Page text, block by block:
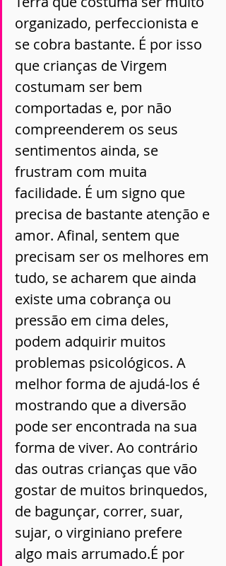
organizado, perfeccionista e
se cobra bastante. É por isso
que crianças de Virgem
costumam ser bem
comportadas e, por não
compreenderem os seus
sentimentos ainda, se
frustram com muita
facilidade. É um signo que
precisa de bastante atenção e
amor. Afinal, sentem que
precisam ser os melhores em
tudo, se acharem que ainda
existe uma cobrança ou
pressão em cima deles,
podem adquirir muitos
problemas psicológicos. A
melhor forma de ajudá-los é
mostrando que a diversão
pode ser encontrada na sua
forma de viver. Ao contrário
das outras crianças que vão
gostar de muitos brinquedos,
de bagunçar, correr, suar,
sujar, o virginiano prefere
algo mais arrumado.É por